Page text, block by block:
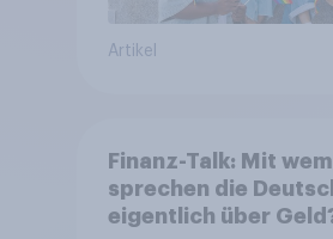
Artikel
Finanz-Talk: Mit wem
sprechen die
eigentlich über